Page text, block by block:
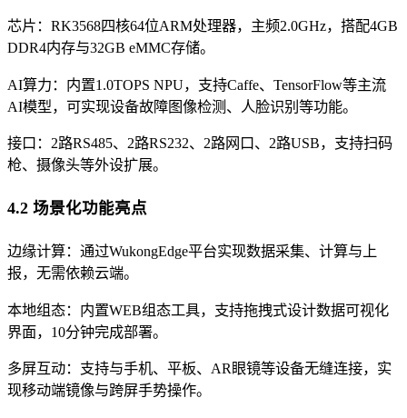
芯片：RK3568四核64位ARM处理器，主频2.0GHz，搭配4GB
DDR4内存与32GB eMMC存储。
AI算力：内置1.0TOPS NPU，支持Caffe、TensorFlow等主流
AI模型，可实现设备故障图像检测、人脸识别等功能。
接口：2路RS485、2路RS232、2路网口、2路USB，支持扫码
枪、摄像头等外设扩展。
4.2 场景化功能亮点
边缘计算：通过WukongEdge平台实现数据采集、计算与上
报，无需依赖云端。
本地组态：内置WEB组态工具，支持拖拽式设计数据可视化
界面，10分钟完成部署。
多屏互动：支持与手机、平板、AR眼镜等设备无缝连接，实
现移动端镜像与跨屏手势操作。